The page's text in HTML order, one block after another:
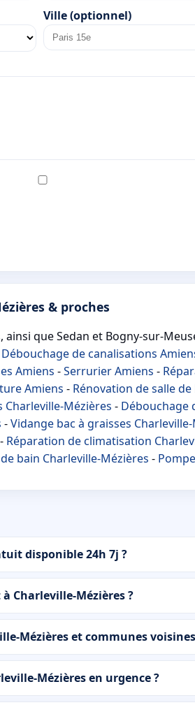
Ville (optionnel)
& proches
ainsi que Sedan et Bogny-sur-
Débouchage de canalisations
Amiens -Serrurier Amiens -
Amiens - Rénovation de salle
Mézières - Débouchage
-Vidange bac à graisses
- Réparation de climatisation
bain Charleville-Mézières -
disponible 24h 7j ?
Charleville-Mézières ?
Mézières et communes
Mézières en urgence ?